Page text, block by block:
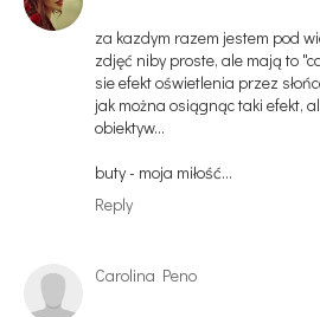
za kazdym razem jestem pod
zdjęć niby proste, ale mają to
sie efekt oświetlenia przez
jak można osiągnąc taki efekt,
obiektyw...
buty - moja miłość...
Reply
Carolina Peno